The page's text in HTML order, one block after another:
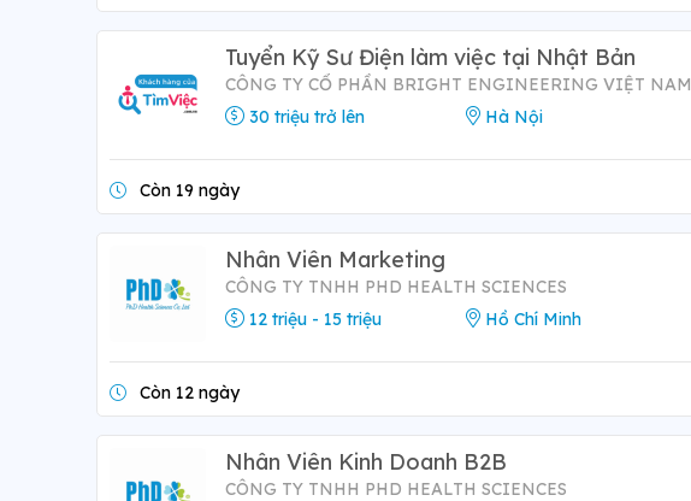
Tuyển Kỹ Sư Điện làm việc tại Nhật Bản
CÔNG TY CỔ PHẦN BRIGHT ENGINEERING VIỆT NAM
30 triệu trở lên
Hà Nội
Còn 19 ngày
Nhân Viên Marketing
CÔNG TY TNHH PHD HEALTH SCIENCES
12 triệu - 15 triệu
Hồ Chí Minh
Còn 12 ngày
Nhân Viên Kinh Doanh B2B
CÔNG TY TNHH PHD HEALTH SCIENCES